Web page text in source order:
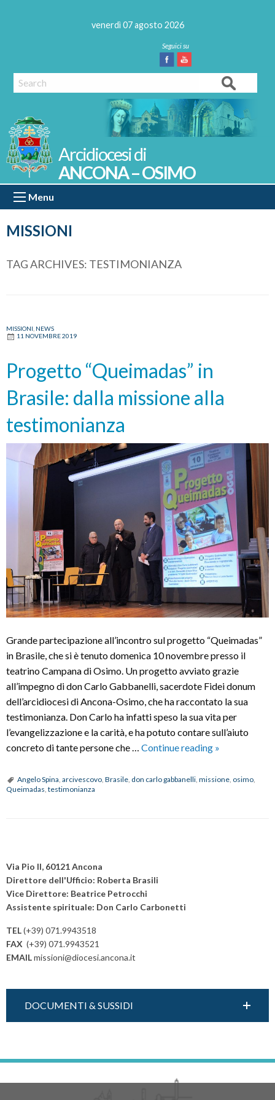
venerdì 07 agosto 2026
Facebook
Youtube
Search
MISSIONI
ANCONA – OSIMO
Menu
TAG ARCHIVES: TESTIMONIANZA
MISSIONI NEWS
11 NOVEMBRE 2019
Progetto “Queimadas” in
Brasile: dalla missione alla
testimonianza
Grande partecipazione all’incontro sul progetto “Queimadas”
in Brasile, che si è tenuto domenica 10 novembre presso il
teatrino Campana di Osimo. Un progetto avviato grazie
all’impegno di don Carlo Gabbanelli, sacerdote Fidei donum
dell’arcidiocesi di Ancona-Osimo, che ha raccontato la sua
testimonianza. Don Carlo ha infatti speso la sua vita per
l’evangelizzazione e la carità, e ha potuto contare sull’aiuto
concreto di tante persone che … Continue reading Progetto
in
»
Angelo Spina, arcivescovo, Brasile, don carlo gabbanelli, missione, osimo,
Queimadas, testimonianza
o
s
t
N
a
v
i
a
i
n
Via Pio II, 60121 Ancona
Direttore dell'Ufficio: Roberta Brasili
Vice Direttore: Beatrice Petrocchi
Assistente spirituale: Don Carlo Carbonetti
TEL(+39) 071.9943518
FAX (+39) 071.9943521
EMAILmissioni@diocesi.ancona.it
DOCUMENTI & SUSSIDI